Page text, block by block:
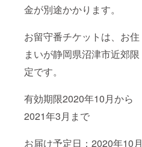
金が別途かかります。
お留守番チケットは、お住
まいが静岡県沼津市近郊限
定です。
有効期限2020年10月から
2021年3月まで
お届け予定日：2020年10月